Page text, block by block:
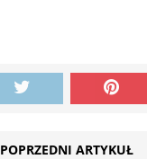
POPRZEDNI ARTYKUŁ